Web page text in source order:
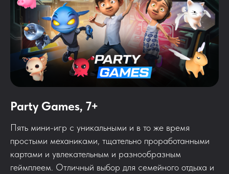
Party Games, 7+
Пять мини-игр с уникальными и в то же время
простыми механиками, тщательно проработанными
картами и увлекательным и разнообразным
геймплеем. Отличный выбор для семейного отдыха и